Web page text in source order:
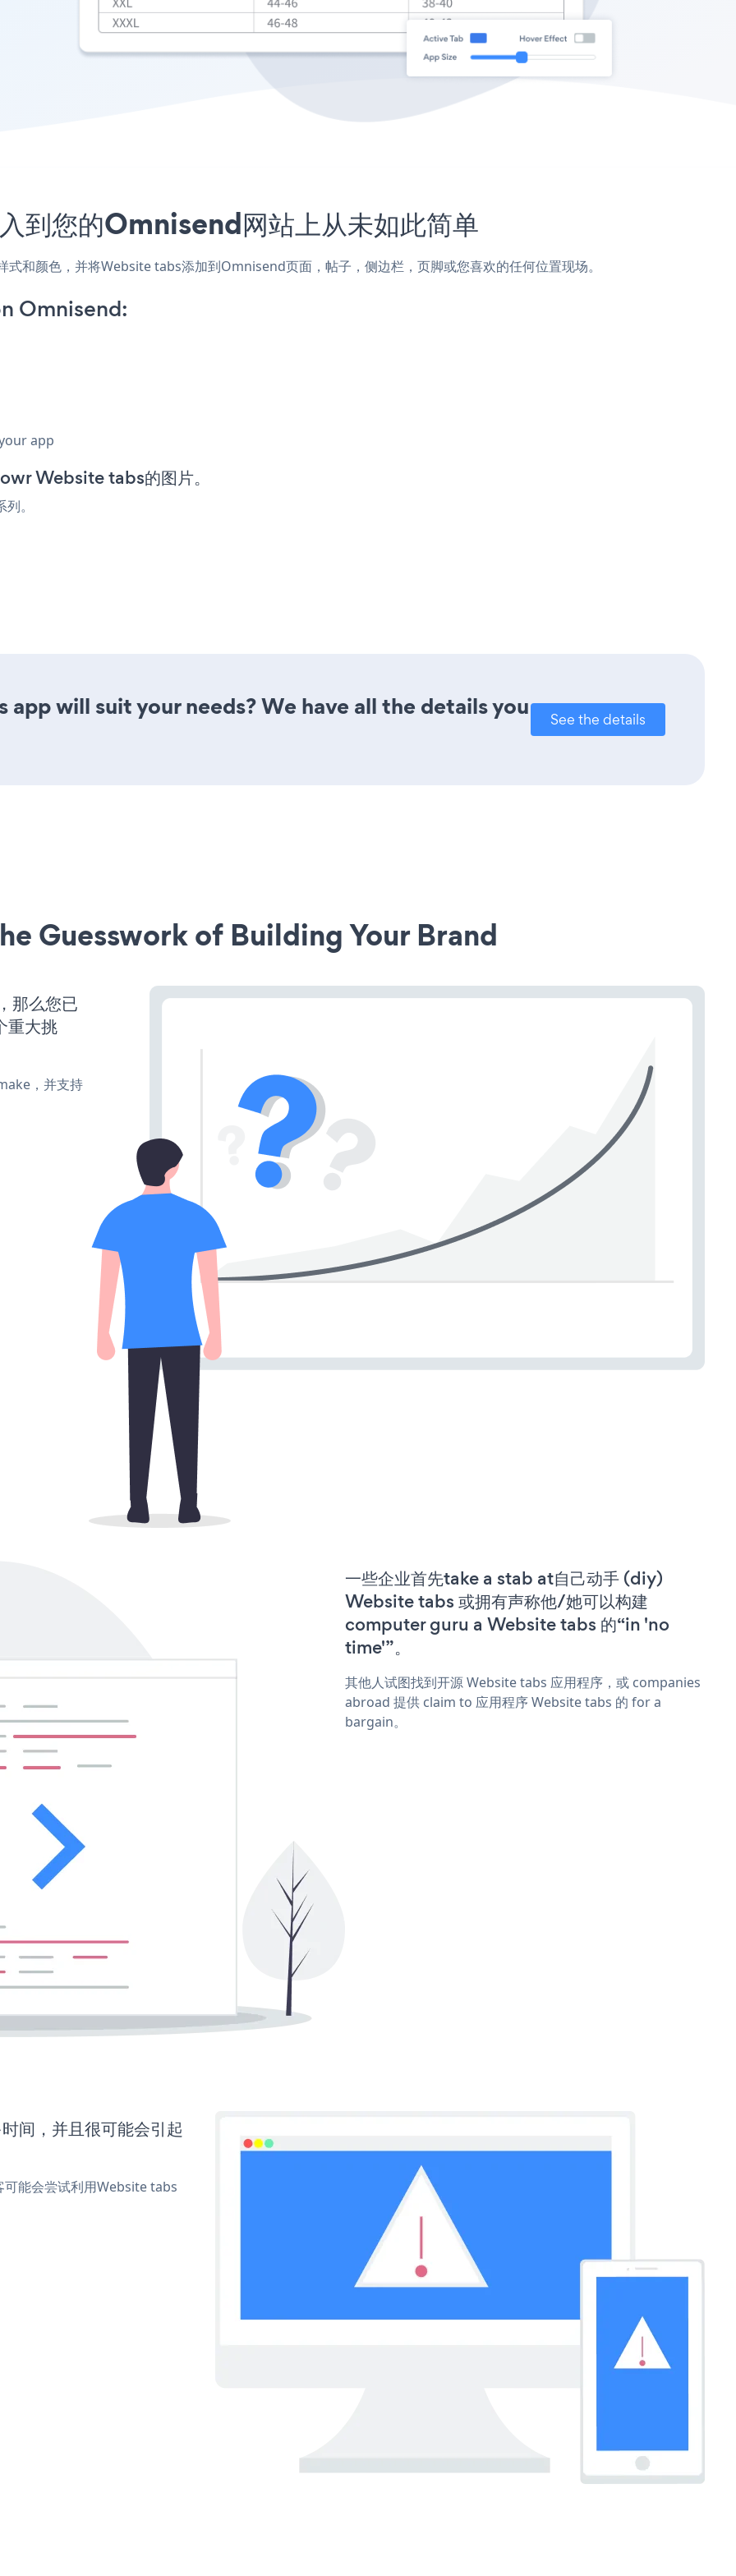
到您的Omnisend网站上从未如此简单
和颜色，并将Website tabs添加到Omnisend页面，帖子，侧边栏，页脚或您喜欢的任何位置现场。
Omnisend:
app
Website tabs的图片。
。
will suit your needs? We have all the details you
See the details
Guesswork of Building Your Brand
那么您已
重大挑
，并支持
一些企业首先take a stab at自己动手 (diy)
Website tabs 或拥有声称他/她可以构建
computer guru a Website tabs 的“in 'no
time'”。
其他人试图找到开源 Website tabs 应用程序，或 companies
abroad 提供 claim to 应用程序 Website tabs 的 for a
bargain。
间，并且很可能会引起
可能会尝试利用Website tabs